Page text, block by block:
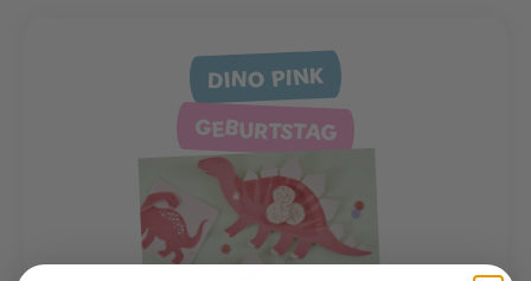
DINO PINK
GEBURTSTAG